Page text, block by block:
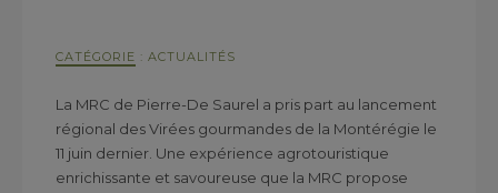
CATÉGORIE : ACTUALITÉS
La MRC de Pierre-De Saurel a pris part au lancement
régional des Virées gourmandes de la Montérégie le
11 juin dernier. Une expérience agrotouristique
enrichissante et savoureuse que la MRC propose